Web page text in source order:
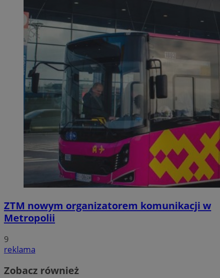
ZTM nowym organizatorem komunikacji w
Metropolii
9
reklama
Zobacz również